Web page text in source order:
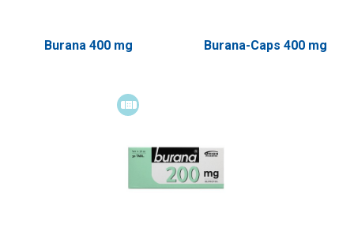
Burana 400 mg Burana-Caps 400 mg